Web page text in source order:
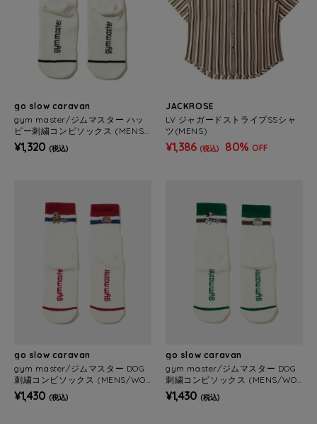
go slow caravan
gym master/ジムマスター ハッ
ピー刺繍コンビソックス (MENS/
WOMENS)
¥1,320 (税込)
JACKROSE
LV ジャガードストライプSSシャ
ツ(MENS)
¥1,386 (税込) 80% OFF
go slow caravan
gym master/ジムマスター DOG
刺繍コンビソックス (MENS/WO
MENS)
¥1,430 (税込)
go slow caravan
gym master/ジムマスター DOG
刺繍コンビソックス (MENS/WO
MENS)
¥1,430 (税込)